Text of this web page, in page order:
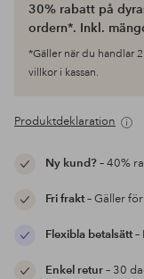
30% rabatt på
ordern*. Inkl.
*Gäller när du handlar
villkor i kassan.
Produktdeklaration
Ny kund?– 40%
Fri frakt– Gäller
Flexibla betalsätt–
Enkel retur– 30